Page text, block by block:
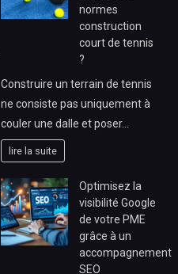
normes
construction
court de tennis
?
Construire un terrain de tennis
ne consiste pas uniquement à
couler une dalle et poser…
lire la suite
Optimisez la
visibilité Google
de votre PME
grâce à un
accompagnement
SEO